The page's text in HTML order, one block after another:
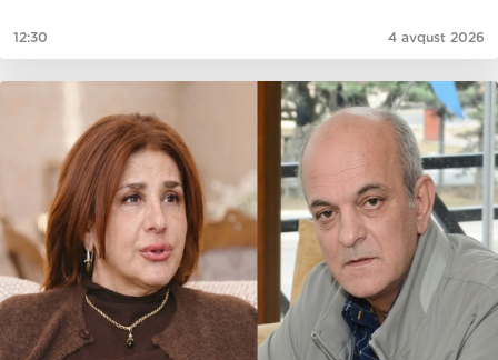
12:30 4 avqust 2026